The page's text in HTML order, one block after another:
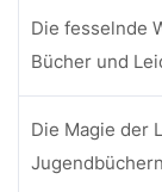
Die fesselnde
Bücher und
Die Magie der